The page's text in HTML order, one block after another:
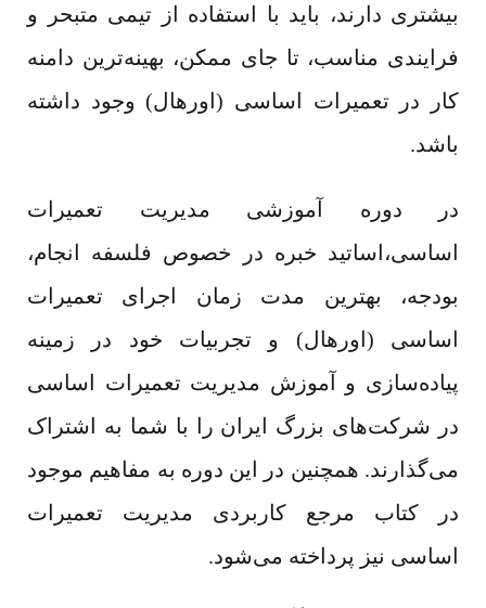
بیشتری دارند، باید با استفاده از تیمی متبحر و
فرایندی مناسب، تا جای ممکن، بهینه‌­ترین دامنه
کار در تعمیرات اساسی (اورهال) وجود داشته
باشد.
در دوره آموزشی مدیریت تعمیرات
اساسی،اساتید خبره در خصوص فلسفه انجام،
بودجه، بهترین مدت زمان اجرای تعمیرات
اساسی (اورهال) و تجربیات خود در زمینه
پیاده‌سازی و آموزش مدیریت تعمیرات اساسی
در شرکت‌های بزرگ ایران را با شما به اشتراک
می‌گذارند. همچنین در این دوره به مفاهیم موجود
در کتاب مرجع کاربردی مدیریت تعمیرات
اساسی نیز پرداخته می‌شود.